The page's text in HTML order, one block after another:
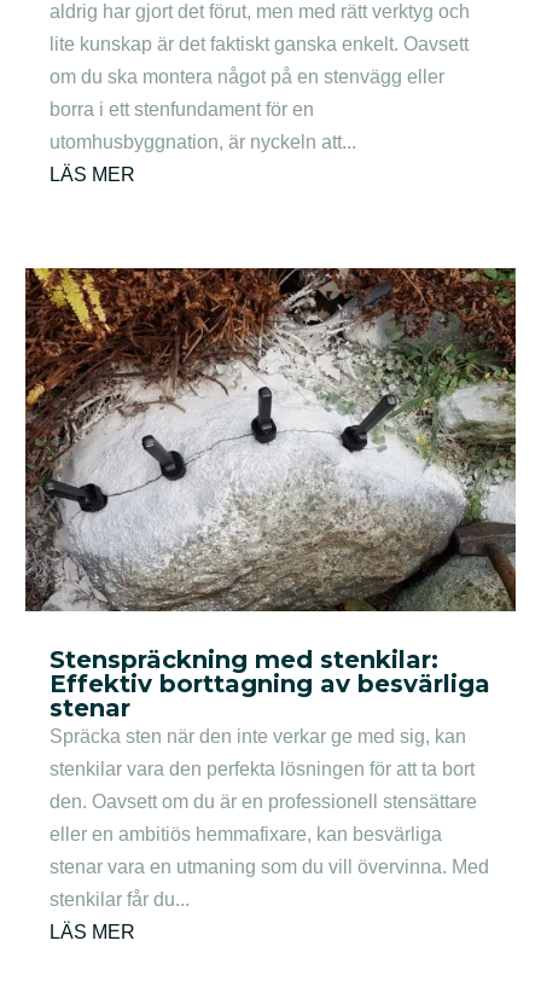
aldrig har gjort det förut, men med rätt verktyg och
lite kunskap är det faktiskt ganska enkelt. Oavsett
om du ska montera något på en stenvägg eller
borra i ett stenfundament för en
utomhusbyggnation, är nyckeln att...
LÄS MER
Stenspräckning med stenkilar:
Effektiv borttagning av besvärliga
stenar
Spräcka sten när den inte verkar ge med sig, kan
stenkilar vara den perfekta lösningen för att ta bort
den. Oavsett om du är en professionell stensättare
eller en ambitiös hemmafixare, kan besvärliga
stenar vara en utmaning som du vill övervinna. Med
stenkilar får du...
LÄS MER